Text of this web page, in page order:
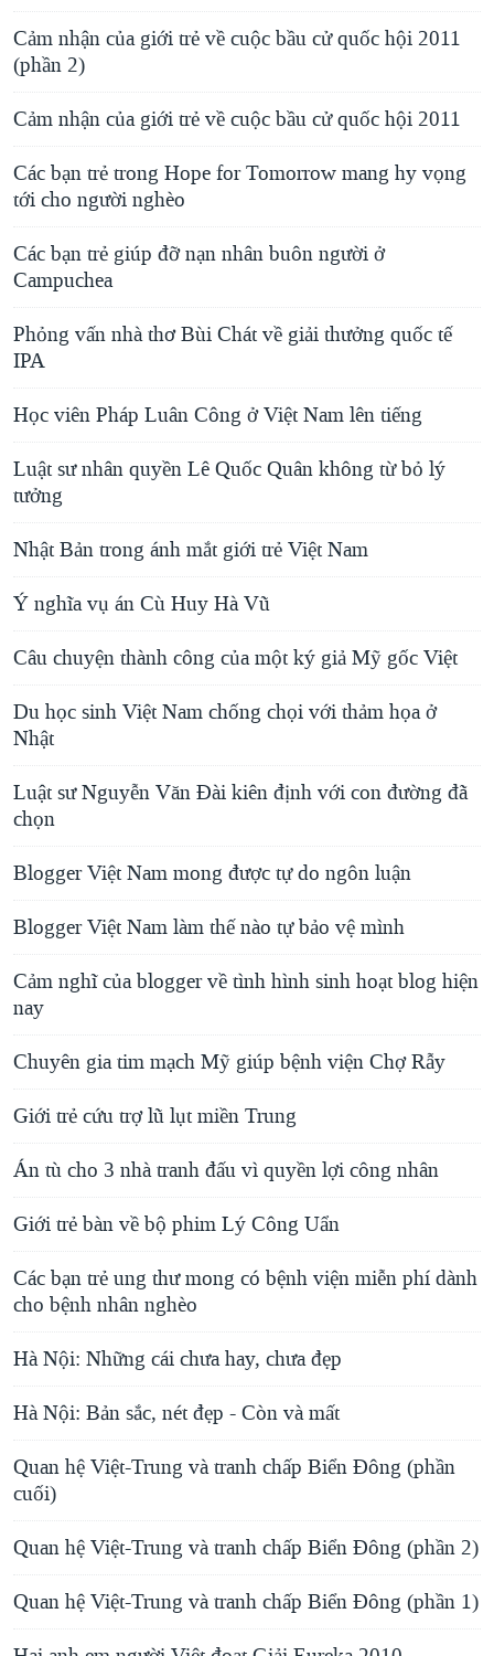
Cảm nhận của giới trẻ về cuộc bầu cử quốc hội 2011
(phần 2)
Cảm nhận của giới trẻ về cuộc bầu cử quốc hội 2011
Các bạn trẻ trong Hope for Tomorrow mang hy vọng
tới cho người nghèo
Các bạn trẻ giúp đỡ nạn nhân buôn người ở
Campuchea
Phỏng vấn nhà thơ Bùi Chát về giải thưởng quốc tế
IPA
Học viên Pháp Luân Công ở Việt Nam lên tiếng
Luật sư nhân quyền Lê Quốc Quân không từ bỏ lý
tưởng
Nhật Bản trong ánh mắt giới trẻ Việt Nam
Ý nghĩa vụ án Cù Huy Hà Vũ
Câu chuyện thành công của một ký giả Mỹ gốc Việt
Du học sinh Việt Nam chống chọi với thảm họa ở
Nhật
Luật sư Nguyễn Văn Đài kiên định với con đường đã
chọn
Blogger Việt Nam mong được tự do ngôn luận
Blogger Việt Nam làm thế nào tự bảo vệ mình
Cảm nghĩ của blogger về tình hình sinh hoạt blog hiện
nay
Chuyên gia tim mạch Mỹ giúp bệnh viện Chợ Rẫy
Giới trẻ cứu trợ lũ lụt miền Trung
Án tù cho 3 nhà tranh đấu vì quyền lợi công nhân
Giới trẻ bàn về bộ phim Lý Công Uẩn
Các bạn trẻ ung thư mong có bệnh viện miễn phí dành
cho bệnh nhân nghèo
Hà Nội: Những cái chưa hay, chưa đẹp
Hà Nội: Bản sắc, nét đẹp - Còn và mất
Quan hệ Việt-Trung và tranh chấp Biển Đông (phần
cuối)
Quan hệ Việt-Trung và tranh chấp Biển Đông (phần 2)
Quan hệ Việt-Trung và tranh chấp Biển Đông (phần 1)